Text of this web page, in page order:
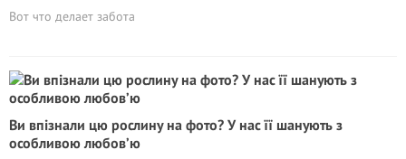
Вот что делает забота
Ви впізнали цю рослину на фото? У нас її шанують з
особливою любов’ю